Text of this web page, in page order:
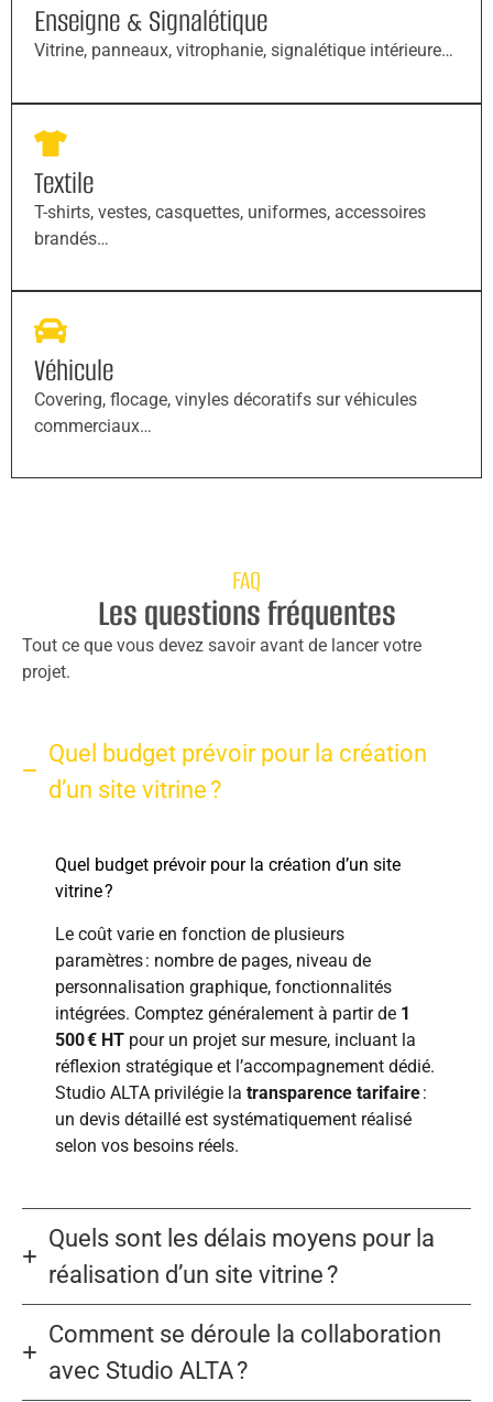
Enseigne & Signalétique
Vitrine, panneaux, vitrophanie, signalétique intérieure…
Textile
T-shirts, vestes, casquettes, uniformes, accessoires
brandés…
Véhicule
Covering, flocage, vinyles décoratifs sur véhicules
commerciaux…
FAQ
Les questions fréquentes
Tout ce que vous devez savoir avant de lancer votre
projet.
Quel budget prévoir pour la création
d’un site vitrine ?
Quel budget prévoir pour la création d’un site
vitrine ?
Le coût varie en fonction de plusieurs
paramètres : nombre de pages, niveau de
personnalisation graphique, fonctionnalités
intégrées. Comptez généralement à partir de 1
500 € HT pour un projet sur mesure, incluant la
réflexion stratégique et l’accompagnement dédié.
Studio ALTA privilégie la transparence tarifaire:
un devis détaillé est systématiquement réalisé
selon vos besoins réels.
Quels sont les délais moyens pour la
réalisation d’un site vitrine ?
Comment se déroule la collaboration
avec Studio ALTA ?